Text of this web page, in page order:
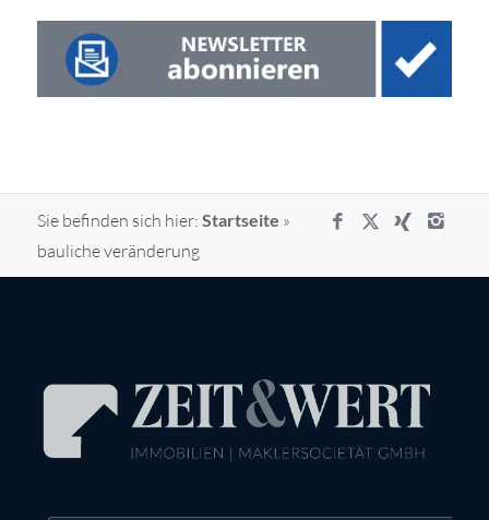
Sie befinden sich hier: Startseite »
bauliche veränderung